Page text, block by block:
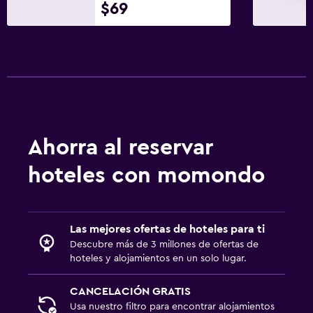
TV de pantalla plana
TV
Habitación
Enchufe cerca de la cama
Lavandería
Zona de trabajo
$69
Ahorra al reservar
hoteles con momondo
Las mejores ofertas de hoteles para ti
Descubre más de 3 millones de ofertas de
hoteles y alojamientos en un solo lugar.
CANCELACIÓN GRATIS
Usa nuestro filtro para encontrar alojamientos